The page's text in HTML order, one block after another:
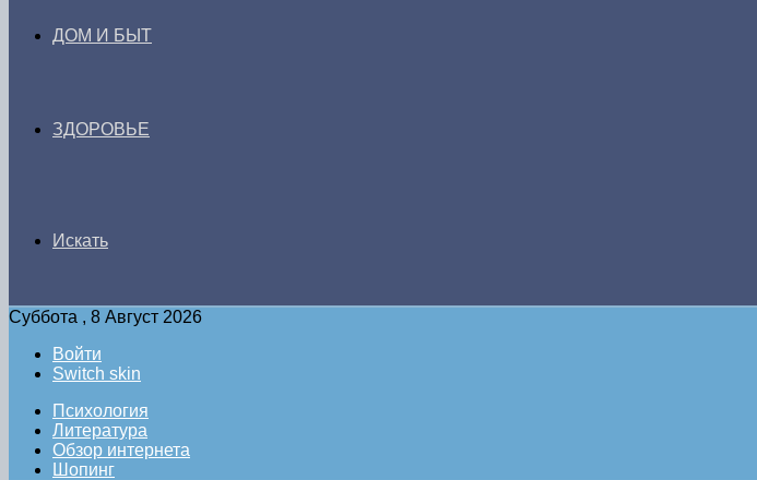
ДОМ И БЫТ
ЗДОРОВЬЕ
Искать
Суббота , 8 Август 2026
Войти
Switch skin
Психология
Литература
Обзор интернета
Шопинг